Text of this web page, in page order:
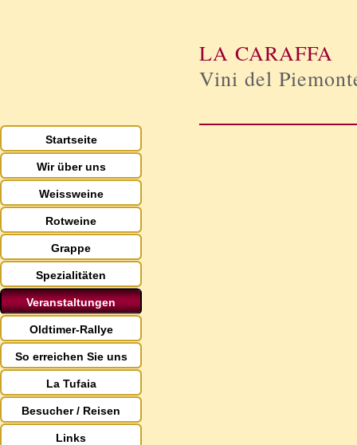
LA CARAFFA
Vini del
Startseite
Wir über uns
Weissweine
Rotweine
Grappe
Spezialitäten
Veranstaltungen
Oldtimer-Rallye
So erreichen Sie uns
La Tufaia
Besucher / Reisen
Links